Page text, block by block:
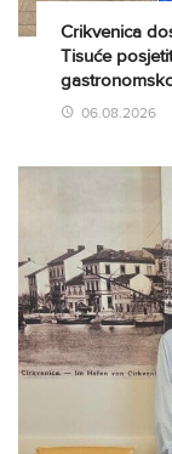
Crikvenica
Tisuće
06.08.2026